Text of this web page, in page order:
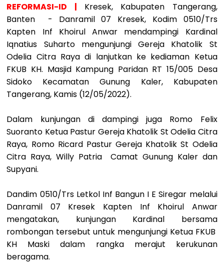
REFORMASI-ID | Kresek, Kabupaten Tangerang,
Banten - Danramil 07 Kresek, Kodim 0510/Trs
Kapten Inf Khoirul Anwar mendampingi Kardinal
Iqnatius Suharto mengunjungi Gereja Khatolik St
Odelia Citra Raya di lanjutkan ke kediaman Ketua
FKUB KH. Masjid Kampung Paridan RT 15/005 Desa
Sidoko Kecamatan Gunung Kaler, Kabupaten
Tangerang, Kamis (12/05/2022).
Dalam kunjungan di dampingi juga Romo Felix
Suoranto Ketua Pastur Gereja Khatolik St Odelia Citra
Raya, Romo Ricard Pastur Gereja Khatolik St Odelia
Citra Raya, Willy Patria Camat Gunung Kaler dan
Supyani.
Dandim 0510/Trs Letkol Inf Bangun I E Siregar melalui
Danramil 07 Kresek Kapten Inf Khoirul Anwar
mengatakan, kunjungan Kardinal bersama
rombongan tersebut untuk mengunjungi Ketua FKUB
KH Maski dalam rangka merajut kerukunan
beragama.